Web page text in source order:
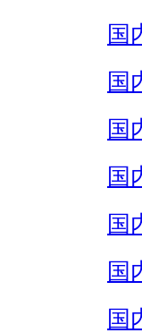
国
国
国
国
国
国
国